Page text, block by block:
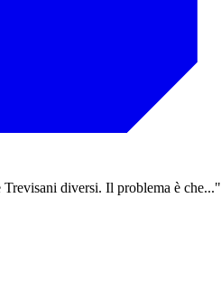
diversi. Il problema è che..."